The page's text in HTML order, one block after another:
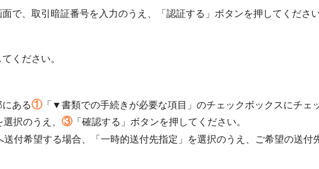
面で、取引暗証番号を入力のうえ、「認証する」ボタンを押してくださ
ください。
にある①「▼書類での手続きが必要な項目」のチェックボックスにチェ
択のうえ、 ③「確認する」ボタンを押してください。
付希望する場合、「一時的送付先指定」を選択のうえ、ご希望の送付